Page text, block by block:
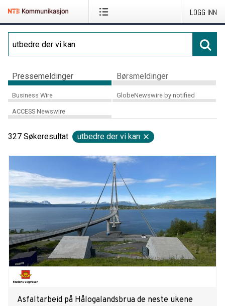
LOGG INN
Pressemeldinger Børsmeldinger
Business Wire GlobeNewswire by notified
ACCESS Newswire
327 Søkeresultat utbedre der vi kan
Asfaltarbeid på Hålogalandsbrua de neste ukene